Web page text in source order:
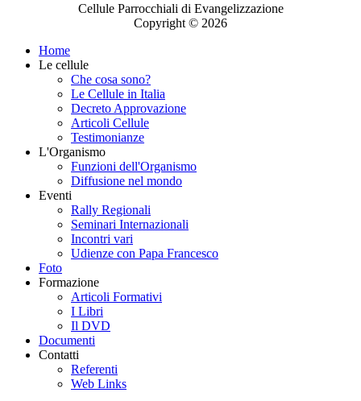
Cellule Parrocchiali di Evangelizzazione
Copyright © 2026
Home
Le cellule
Che cosa sono?
Le Cellule in Italia
Decreto Approvazione
Articoli Cellule
Testimonianze
L'Organismo
Funzioni dell'Organismo
Diffusione nel mondo
Eventi
Rally Regionali
Seminari Internazionali
Incontri vari
Udienze con Papa Francesco
Foto
Formazione
Articoli Formativi
I Libri
Il DVD
Documenti
Contatti
Referenti
Web Links